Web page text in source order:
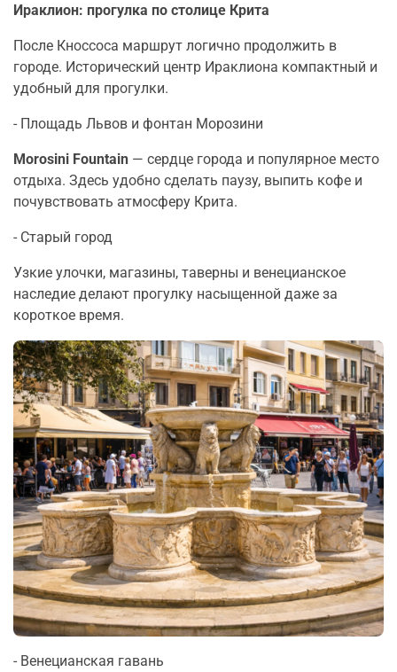
Ираклион: прогулка по столице Крита
После Кноссоса маршрут логично продолжить в
городе. Исторический центр Ираклиона компактный и
удобный для прогулки.
- Площадь Львов и фонтан Морозини
Morosini Fountain — сердце города и популярное место
отдыха. Здесь удобно сделать паузу, выпить кофе и
почувствовать атмосферу Крита.
- Старый город
Узкие улочки, магазины, таверны и венецианское
наследие делают прогулку насыщенной даже за
короткое время.
- Венецианская гавань